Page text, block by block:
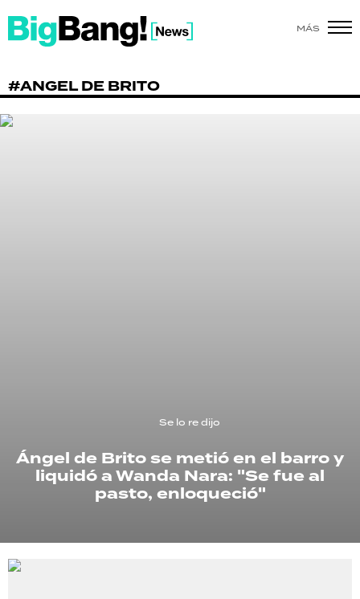
MÁS
#ANGEL DE BRITO
Se lo re dijo
Ángel de Brito se metió en el barro y
liquidó a Wanda Nara: "Se fue al
pasto, enloqueció"
SHOW
POLÍTICA
RECETAS
PALABRAS